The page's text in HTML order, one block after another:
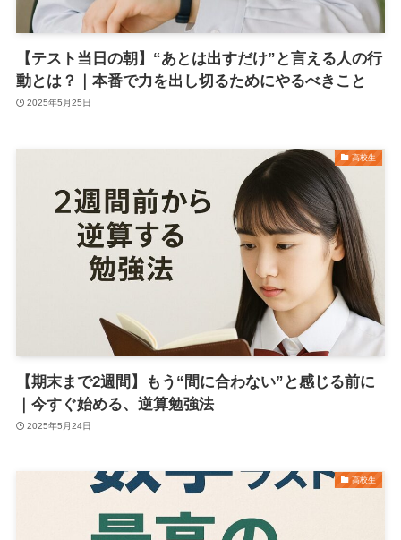
【テスト当日の朝】“あとは出すだけ”と言える人の行
動とは？｜本番で力を出し切るためにやるべきこと
2025年5月25日
高校生
【期末まで2週間】もう“間に合わない”と感じる前に
｜今すぐ始める、逆算勉強法
2025年5月24日
高校生